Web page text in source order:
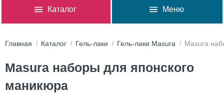
Каталог Меню
Главная Каталог Гель-лаки Гель-лаки Masura Masura
Masura наборы для японского
маникюра